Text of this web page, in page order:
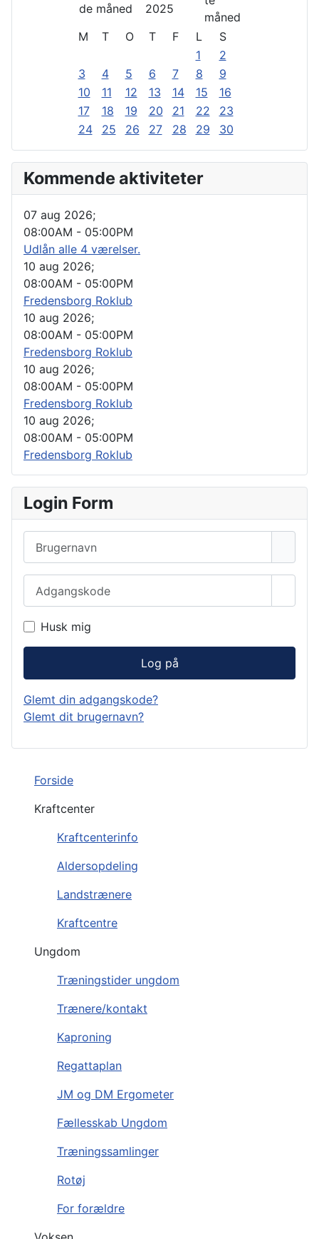
Forside
Kraftcenter
Kraftcenterinfo
Aldersopdeling
Landstrænere
Kraftcentre
Ungdom
Træningstider ungdom
Trænere/kontakt
Kaproning
Regattaplan
JM og DM Ergometer
Fællesskab Ungdom
Træningssamlinger
Rotøj
For forældre
2025
M
T O T F L
S
1
2
3
4 5 6 7 8
9
10
11 12 13 14 15
16
17
18 19 20 21 22
23
24
25 26 27 28 29 30
Kommende aktiviteter
07 aug 2026;
08:00AM - 05:00PM
Udlån alle 4 værelser.
10 aug 2026;
08:00AM - 05:00PM
Fredensborg Roklub
10 aug 2026;
08:00AM - 05:00PM
Fredensborg Roklub
10 aug 2026;
08:00AM - 05:00PM
Fredensborg Roklub
10 aug 2026;
08:00AM - 05:00PM
Fredensborg Roklub
Login Form
Husk mig
Log på
Glemt din adgangskode?
Glemt dit brugernavn?